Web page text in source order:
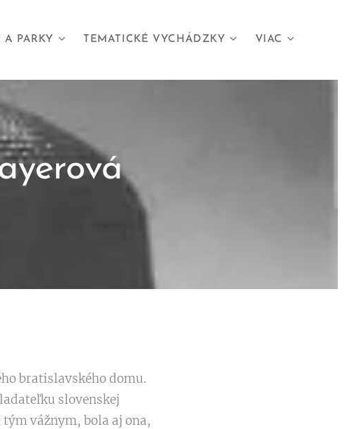
PARKY TEMATICKÉ VYCHÁDZKY VIAC
bratislavského domu.
slovenskej
vážnym, bola aj ona,